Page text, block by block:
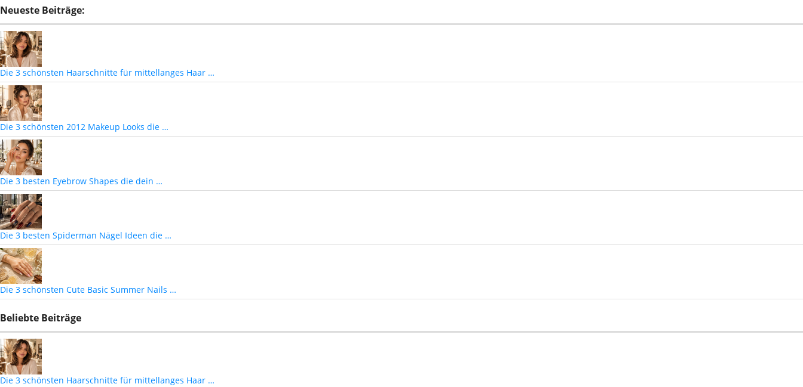
Neueste Beiträge:
Die 3 schönsten Haarschnitte für mittellanges Haar …
Die 3 schönsten 2012 Makeup Looks die …
Die 3 besten Eyebrow Shapes die dein …
Die 3 besten Spiderman Nägel Ideen die …
Die 3 schönsten Cute Basic Summer Nails …
Beliebte Beiträge
Die 3 schönsten Haarschnitte für mittellanges Haar …